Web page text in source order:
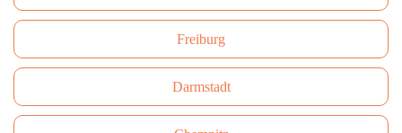
Freiburg
Darmstadt